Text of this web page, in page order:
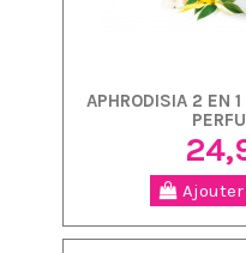
APHRODISIA 2 EN